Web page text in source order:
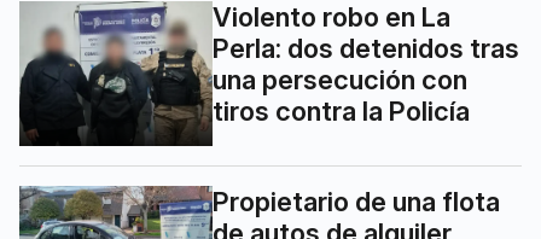
Violento robo en La
Perla: dos detenidos tras
una persecución con
tiros contra la Policía
Propietario de una flota